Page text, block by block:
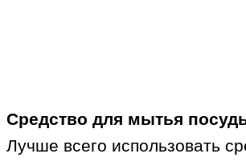
Средство для мытья
Лучше всего использовать